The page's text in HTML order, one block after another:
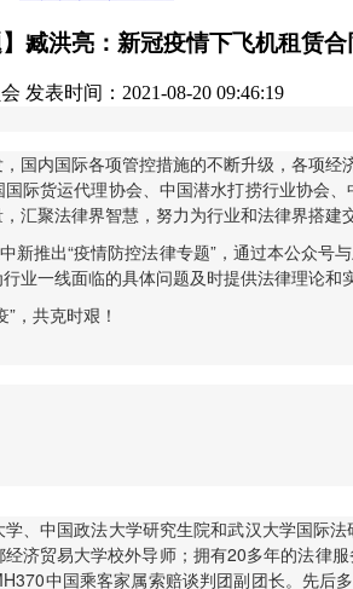
】臧洪亮：新冠疫情下飞机租赁
发表时间：2021-08-20 09:46:19
内国际各项管控措施的不断升级，各项经
际货运代理协会、中国潜水打捞行业协会
汇聚法律界智慧，努力为行业和法律界搭
新推出“疫情防控法律专题”，通过本公众
业一线面临的具体问题及时提供法律理论和
，共克时艰！
、中国政法大学研究生院和武汉大学国际
济贸易大学校外导师；拥有20多年的法律
中国乘客家属索赔谈判团副团长。先后